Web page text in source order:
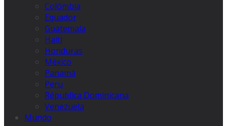
Colômbia
Equador
Guatemala
Haiti
Honduras
México
Panamá
Peru
Républica Dominicana
Venezuela
Mundo